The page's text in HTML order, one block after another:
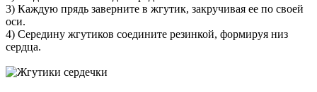
3) Каждую прядь заверните в жгутик, закручивая ее по своей
оси.
4) Середину жгутиков соедините резинкой, формируя низ
сердца.